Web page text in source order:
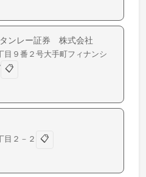
ンレー証券 株式会社
目９番２号大手町フィナンシ
📋
目２－２
📋